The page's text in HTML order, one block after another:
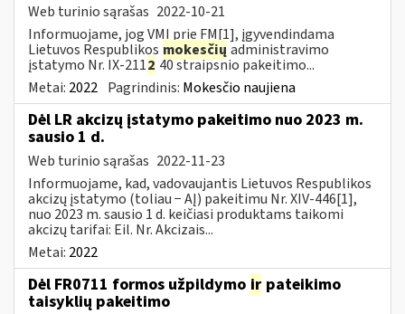
Web turinio sąrašas 2022-10-21
Informuojame, jog VMI prie FM[1], įgyvendindama
Lietuvos Respublikos mokesčių administravimo
įstatymo Nr. IX-2112 40 straipsnio pakeitimo...
Metai: 2022 Pagrindinis: Mokesčio naujiena
Dėl LR akcizų įstatymo pakeitimo nuo 2023 m.
sausio 1 d.
Web turinio sąrašas 2022-11-23
Informuojame, kad, vadovaujantis Lietuvos Respublikos
akcizų įstatymo (toliau − AĮ) pakeitimu Nr. XIV-446[1],
nuo 2023 m. sausio 1 d. keičiasi produktams taikomi
akcizų tarifai: Eil. Nr. Akcizais...
Metai: 2022
Dėl FR0711 formos užpildymo ir pateikimo
taisyklių pakeitimo